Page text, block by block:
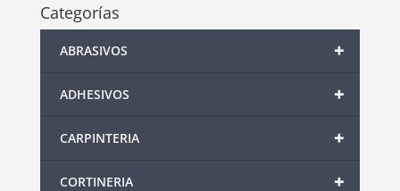
Categorías
+
ABRASIVOS
+
ADHESIVOS
+
CARPINTERIA
+
CORTINERIA